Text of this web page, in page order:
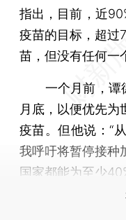
指出，目前，近
疫苗的目标，超过
苗，但没有任何一
一个月前，谭德
月底，以便优先
疫苗。但他说：“
我呼吁将暂停接种
国家都能为至少